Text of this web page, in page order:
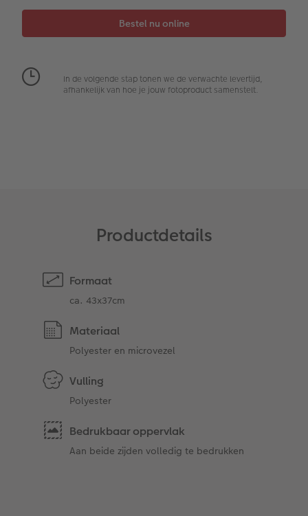
Reliëfopdruk
Art Collection
Fotostickers
Lijsten
In de volgende stap tonen we de verwachte levertijd,
afhankelijk van hoe je jouw fotoproduct samenstelt.
Productdetails
Formaat
ca. 43x37cm
Materiaal
Polyester en microvezel
Vulling
Polyester
Bedrukbaar oppervlak
Aan beide zijden volledig te bedrukken